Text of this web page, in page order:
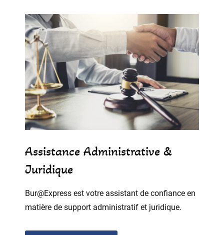
Assistance Administrative &
Juridique
Bur@Express est votre assistant de confiance en
matière de support administratif et juridique.